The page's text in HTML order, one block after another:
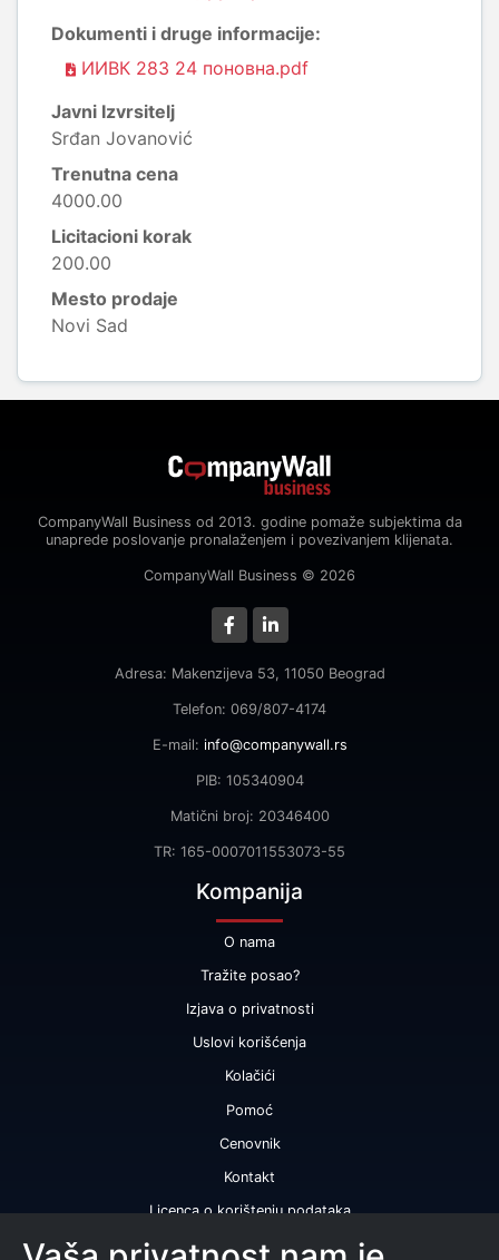
Dokumenti i druge informacije:
ИИВК 283 24 поновна.pdf
Javni Izvrsitelj
Srđan Jovanović
Trenutna cena
4000.00
Licitacioni korak
200.00
Mesto prodaje
Novi Sad
CompanyWall Business od 2013. godine pomaže subjektima da
unaprede poslovanje pronalaženjem i povezivanjem klijenata.
CompanyWall Business © 2026
Adresa: Makenzijeva 53, 11050 Beograd
Telefon: 069/807-4174
E-mail: info@companywall.rs
PIB: 105340904
Matični broj: 20346400
TR: 165-0007011553073-55
Kompanija
O nama
Tražite posao?
Izjava o privatnosti
Uslovi korišćenja
Kolačići
Pomoć
Cenovnik
Kontakt
Licenca o korištenju podataka
Naše usluge